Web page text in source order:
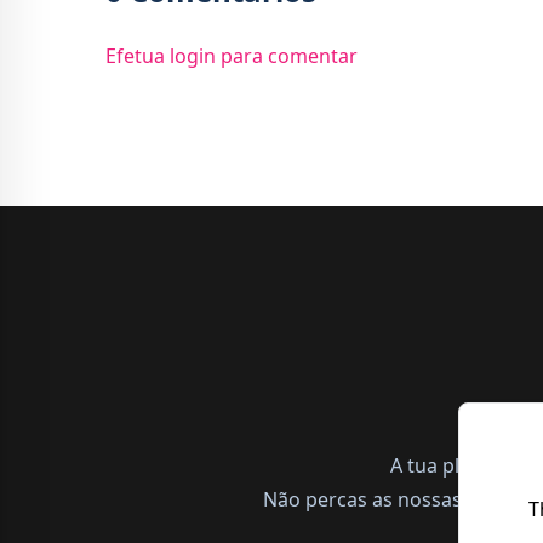
Efetua login para comentar
A tua
Não percas as nossas